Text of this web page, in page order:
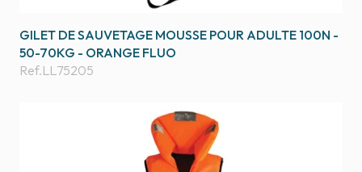
GILET DE SAUVETAGE MOUSSE POUR ADULTE 100N -
50-70KG - ORANGE FLUO
Ref.LL75205